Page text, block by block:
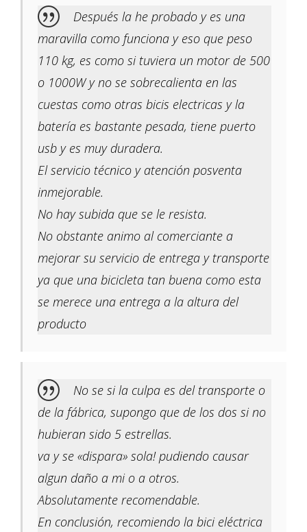
Después la he probado y es una
maravilla como funciona y eso que peso
110 kg, es como si tuviera un motor de 500
o 1000W y no se sobrecalienta en las
cuestas como otras bicis electricas y la
batería es bastante pesada, tiene puerto
usb y es muy duradera.
El servicio técnico y atención posventa
inmejorable.
No hay subida que se le resista.
No obstante animo al comerciante a
mejorar su servicio de entrega y transporte
ya que una bicicleta tan buena como esta
se merece una entrega a la altura del
producto
No se si la culpa es del transporte o
de la fábrica, supongo que de los dos si no
hubieran sido 5 estrellas.
va y se «dispara» sola! pudiendo causar
algun daño a mi o a otros.
Absolutamente recomendable.
En conclusión, recomiendo la bici eléctrica